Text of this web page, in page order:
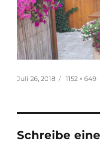
Veröffentlicht
Juli 26, 2018
Volle
1152 × 649
Schreibe